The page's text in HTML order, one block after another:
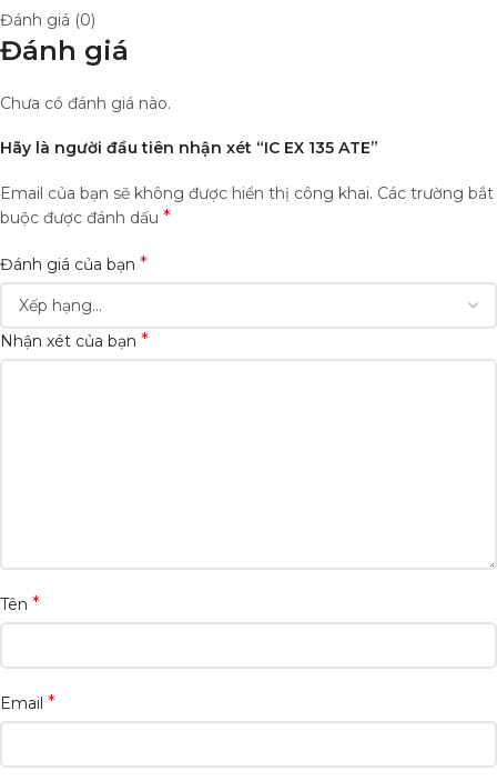
Đánh giá (0)
Đánh giá
Chưa có đánh giá nào.
Hãy là người đầu tiên nhận xét “IC EX 135 ATE”
Email của bạn sẽ không được hiển thị công khai. Các trường bắt
buộc được đánh dấu *
Đánh giá của bạn *
Nhận xét của bạn *
Tên *
Email *